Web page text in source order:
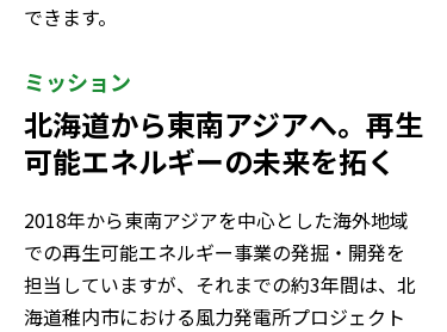
できます。
ミッション
北海道から東南アジアへ。再生
可能エネルギーの未来を拓く
2018年から東南アジアを中心とした海外地域
での再生可能エネルギー事業の発掘・開発を
担当していますが、それまでの約3年間は、北
海道稚内市における風力発電所プロジェクト